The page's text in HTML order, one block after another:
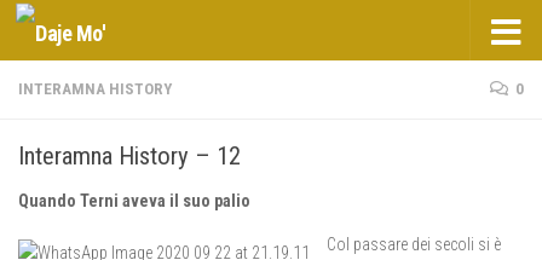
Salta al contenuto
INTERAMNA HISTORY 0
Interamna History – 12
Quando Terni aveva il suo palio
Col passare dei secoli si è